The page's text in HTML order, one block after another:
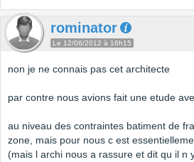
rominator
Le 12/06/2012 à 16h15
non je ne connais pas cet architecte
par contre nous avions fait une etude
au niveau des contraintes batiment de
zone, mais pour nous c est
(mais l archi nous a rassure et dit qu il n